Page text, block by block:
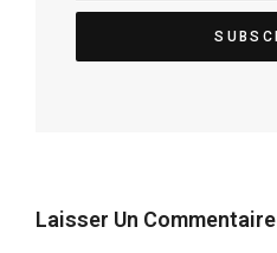
Laisser Un Commentaire